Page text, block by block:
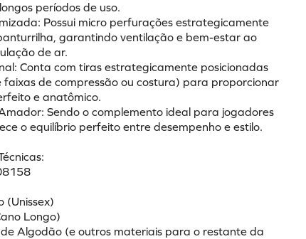
períodos de uso.
Possui micro perfurações estrategicamente
garantindo ventilação e bem-estar ao
de ar.
Conta com tiras estrategicamente posicionadas
faixas de compressão ou costura) para proporcionar
e anatômico.
Sendo o complemento ideal para jogadores
o equilíbrio perfeito entre desempenho e estilo.
(Unissex)
Longo)
Algodão (e outros materiais para o restante da